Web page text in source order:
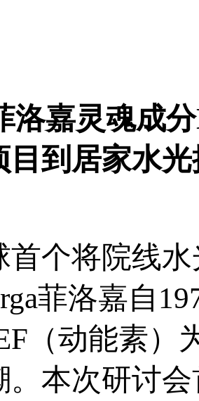
洛嘉灵魂成
目到居家水
首个将院线
菲洛嘉自
（动能素）
。本次研讨